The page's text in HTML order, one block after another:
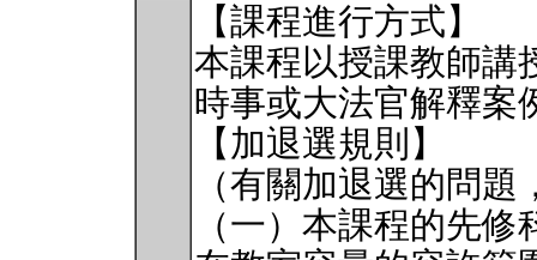
【課程進行方式】
本課程以授課教師講
時事或大法官解釋案
【加退選規則】
（有關加退選的問
（一）本課程的先